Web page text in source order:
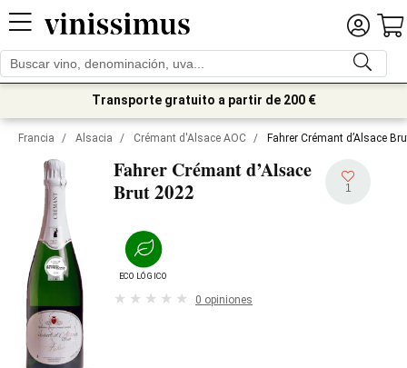
Transporte gratuito a partir de 200 €
Francia / Alsacia / Crémant d'Alsace AOC / Fahrer Crémant d’Alsace
Fahrer Crémant d’Alsace
Brut2022 1
ECOLÓGICO
0 opiniones